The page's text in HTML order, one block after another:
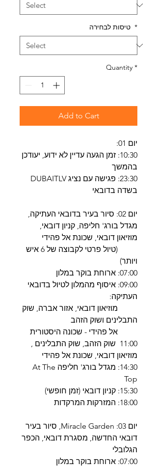
*
Quantity *
Add to Cart
יום 01:
10:30: זמן הגעה עדיין לא ידוע, יעודכן
בהמשך
23:30: פגישה עם נציג DUBAITLV
בשדה בדובאי
יום 02: סיור בעיר בדובאי העתיקה,
מגדל בורג' חליפה, קניון דובאי,
מוזיאון דובאי, שכונת אל פהידי
(טיול פרטי לקבוצה של 6 איש
ויותר)
07:00: ארוחת בוקר במלון
09:00: איסוף מהמלון לטיול בדובאי
העתיקה:
מוזיאון דובאי, אזור אברה, שוק
התבלינים ושוק הזהב
אל פהידי - שכונה היסטורית
11:00 שוק הזהב, שוק התבלינים ,
מוזיאון דובאי, שכונת אל פהידי
14:30: מגדל בורג' חליפה At The
Top
15:30: קניון דובאי (זמן חופשי)
18:00: המזרקות המרקדות
יום 03: Miracle Garden, סיור בעיר
דובאי החדשה, מסגרת דובאי, הכפר
הגלובלי
07:00: ארוחת בוקר במלון